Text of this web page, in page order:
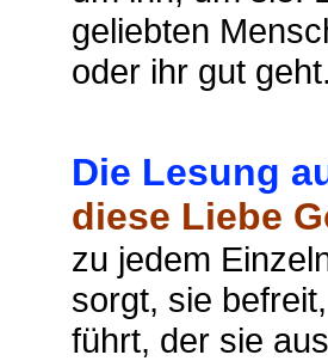
geliebten
oder ihr gut geht.
Die Lesung
diese Liebe
zu jedem
sorgt, sie
führt, der sie